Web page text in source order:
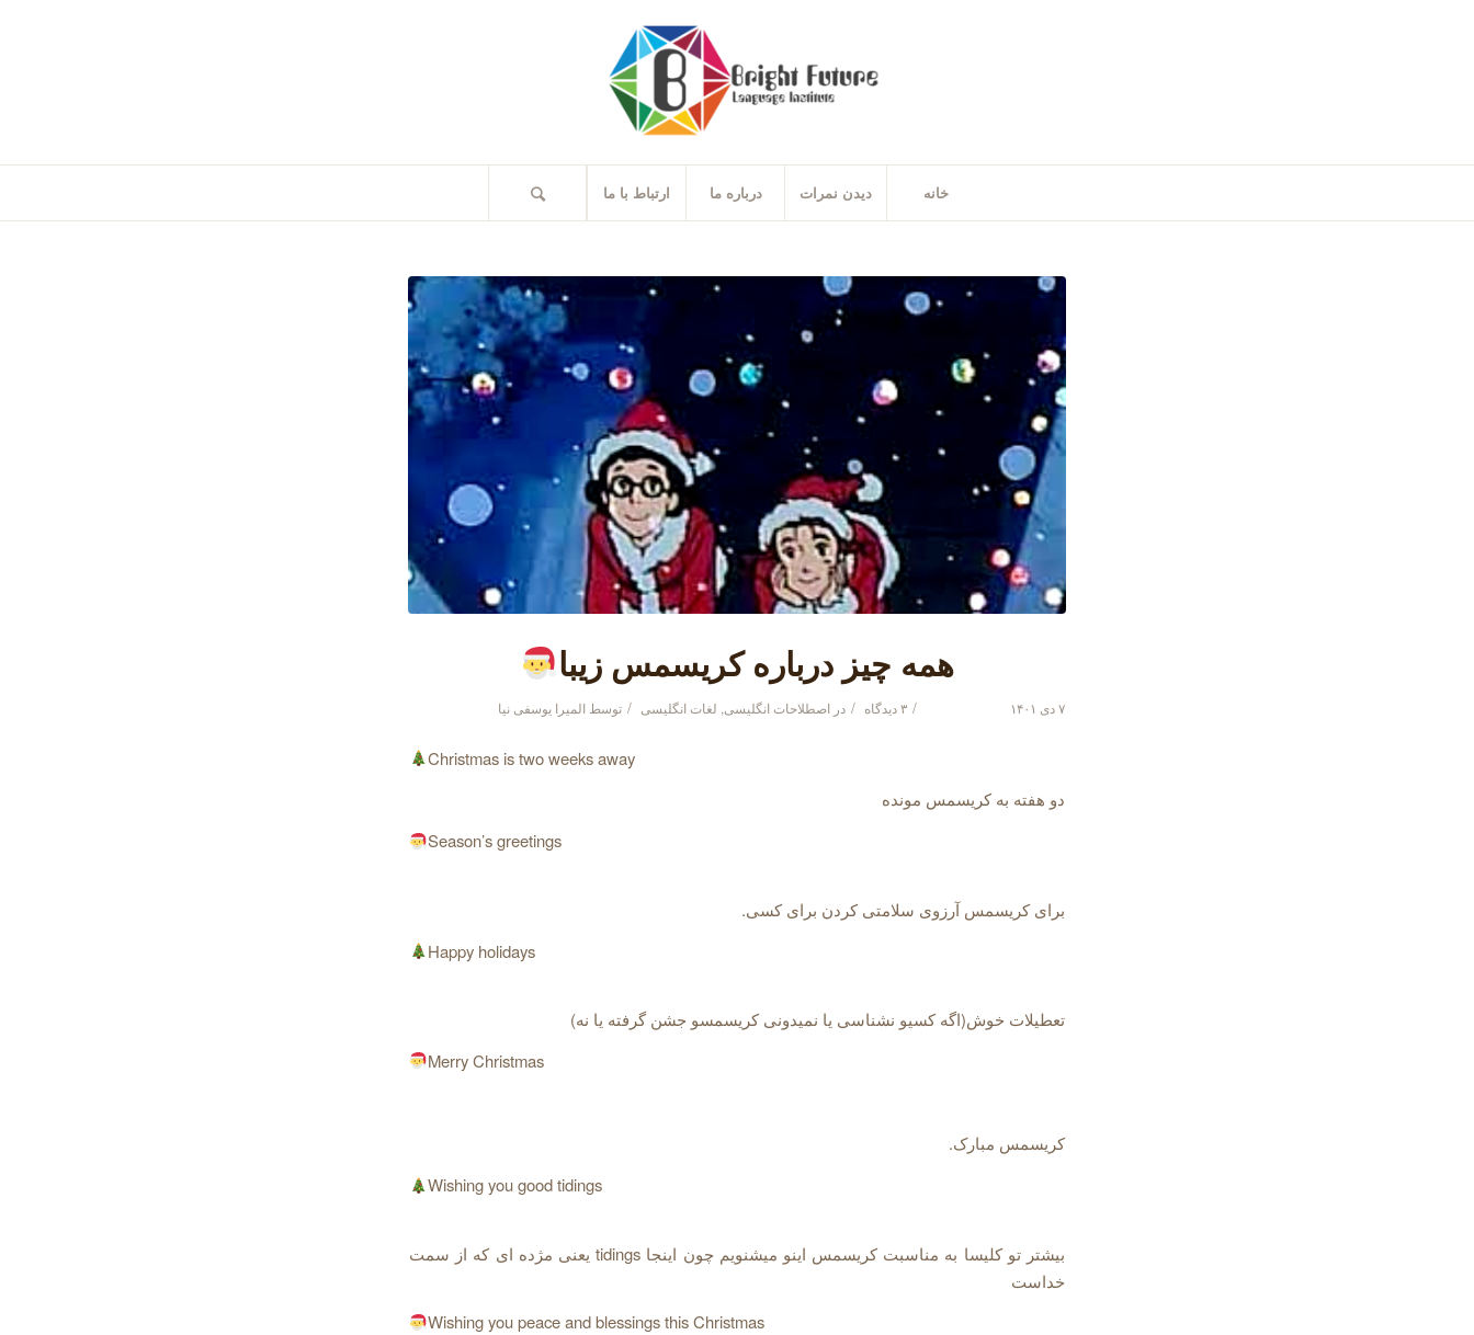
خانه دیدن نمرات درباره ما ارتباط با ما
همه چیز درباره کریسمس زیبا
۷ دی ۱۴۰۱ / ۳ دیدگاه / دراصطلاحات انگلیسی‌, لغات انگلیسی / توسطالمیرا یوسفی نیا
Christmas is two weeks away
دو هفته به کریسمس مونده
Season’s greetings
برای کریسمس آرزوی سلامتی کردن برای کسی.
Happy holidays
تعطیلات خوش(اگه کسیو نشناسی یا نمیدونی کریسمسو جشن گرفته یا نه)
Merry Christmas
کریسمس مبارک.
Wishing you good tidings
بیشتر تو کلیسا به مناسبت کریسمس اینو میشنویم چون اینجا tidings یعنی مژده ای که از سمت
خداست
Wishing you peace and blessings this Christmas